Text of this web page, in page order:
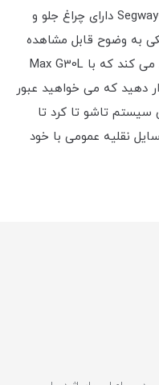
Segway-Ninebot Kickscooter Max G30LE II دارای چراغ جلو و
به وضوح قابل مشاهده
باشید. زنگ یکپارچه همچنین تضمین می کند که با Max G30L
دهید که می خواهید عبور
سیستم تاشو تا کرد تا
نقلیه عمومی با خود